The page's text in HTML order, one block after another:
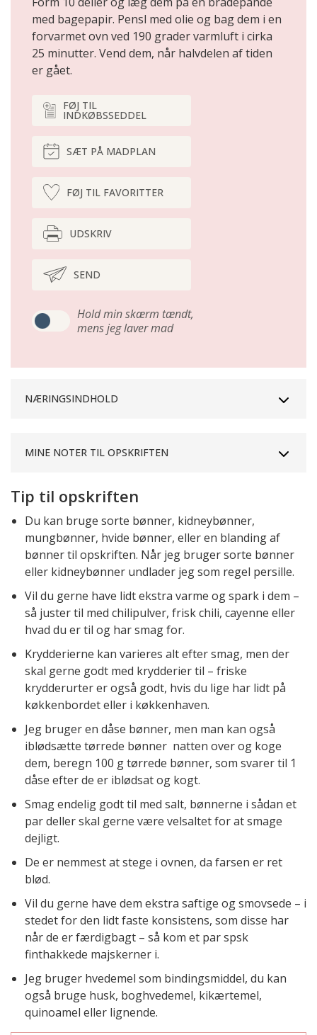
med bagepapir. Pensl med olie og bag dem i en
forvarmet ovn ved 190 gra­der varmluft i cirka
25 minutter. Vend dem, når halvdelen af tiden
er gået.
FØJ TIL
INDKØBSSEDDEL
SÆT PÅ MADPLAN
FØJ TIL FAVORITTER
UDSKRIV
SEND
Hold min skærm tændt,
mens jeg laver mad
NÆRINGSINDHOLD
MINE NOTER TIL OPSKRIFTEN
Tip til opskriften
Du kan bruge sorte bønner, kidneybønner,
mungbønner, hvide bønner, eller en blanding af
bønner til opskriften. Når jeg bruger sorte bønner
eller kidneybønner undlader jeg som regel persille.
Vil du gerne have lidt ekstra varme og spark i dem –
så juster til med chilipulver, frisk chili, cayenne eller
hvad du er til og har smag for.
Krydderierne kan varieres alt efter smag, men der
skal gerne godt med krydderier til – friske
krydderurter er også godt, hvis du lige har lidt på
køkkenbordet eller i køkkenhaven.
Jeg bruger en dåse bønner, men man kan også
iblødsætte tørrede bønner natten over og koge
dem, beregn 100 g tørrede bønner, som svarer til 1
dåse efter de er iblødsat og kogt.
Smag endelig godt til med salt, bønnerne i sådan et
par deller skal gerne være velsaltet for at smage
dejligt.
De er nemmest at stege i ovnen, da farsen er ret
blød.
Vil du gerne have dem ekstra saftige og smovsede – i
stedet for den lidt faste konsistens, som disse har
når de er færdigbagt – så kom et par spsk
finthakkede majskerner i.
Jeg bruger hvedemel som bindingsmiddel, du kan
også bruge husk, boghvedemel, kikærtemel,
quinoamel eller lignende.